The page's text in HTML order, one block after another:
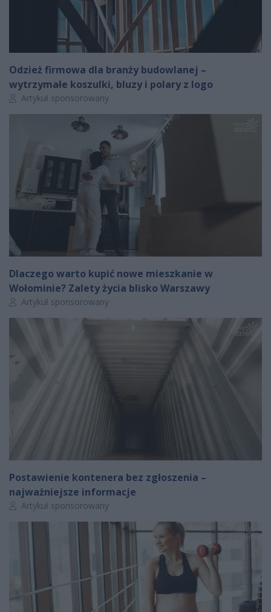
Odzież firmowa dla branży budowlanej –
wytrzymałe koszulki, bluzy i polary z logo
Autor artykułu:
Artykuł sponsorowany
Dlaczego warto kupić nowe mieszkanie w
Wołominie? Zalety życia blisko Warszawy
Autor artykułu:
Artykuł sponsorowany
Postawienie kontenera bez zgłoszenia –
najważniejsze informacje
Autor artykułu:
Artykuł sponsorowany